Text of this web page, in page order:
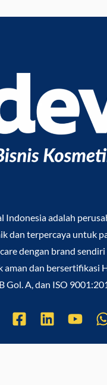
Indonesiaadalah
dan terpercaya untuk
dengan brand
aman dan bersertifikasi
Gol. A, dan ISO